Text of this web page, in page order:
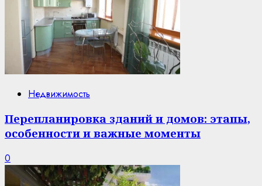
Недвижимость
Перепланировка зданий и домов: этапы,
особенности и важные моменты
0